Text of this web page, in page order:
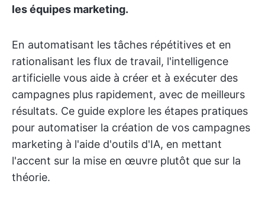
les équipes marketing.
En automatisant les tâches répétitives et en
rationalisant les flux de travail, l'intelligence
artificielle vous aide à créer et à exécuter des
campagnes plus rapidement, avec de meilleurs
résultats. Ce guide explore les étapes pratiques
pour automatiser la création de vos campagnes
marketing à l'aide d'outils d'IA, en mettant
l'accent sur la mise en œuvre plutôt que sur la
théorie.